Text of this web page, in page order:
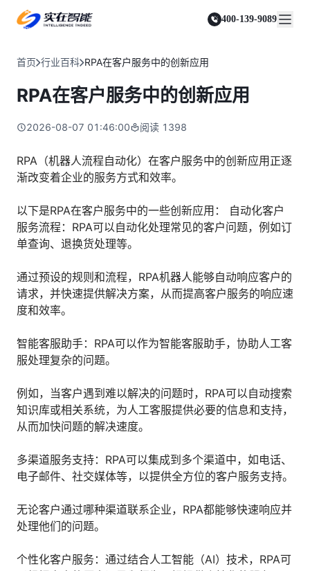
400-139-9089
人人都会用的智能体
智能文档审阅平台
实在 RPA 机器人
可靠的机器人终端
实在 RPA 控制器
全面支持国产信创生态
实在取数宝
通信运营商
零售电商
政府及公共服务
能源及制造业
医药行业
更多行业客户
金融
运营商
政府
烟草
资质审核 | 合同审核 | 一项一卷 | 智慧人力
制造业
司法
智能辅办 | 要素提取 | 自动立案 | 流程智动
财务
资源与支持
实在学院
智能体市场
合作伙伴
客户支持
关于实在
媒体报道
视频动态
加入我们
首页 行业百科 RPA在客户服务中的创新应用
RPA在客户服务中的创新应用
2026-08-07 01:46:00 阅读 1398
RPA（机器人流程自动化）在客户服务中的创新应用正逐
渐改变着企业的服务方式和效率。
以下是RPA在客户服务中的一些创新应用： 自动化客户
服务流程：RPA可以自动化处理常见的客户问题，例如订
单查询、退换货处理等。
通过预设的规则和流程，RPA机器人能够自动响应客户的
请求，并快速提供解决方案，从而提高客户服务的响应速
度和效率。
智能客服助手：RPA可以作为智能客服助手，协助人工客
服处理复杂的问题。
例如，当客户遇到难以解决的问题时，RPA可以自动搜索
知识库或相关系统，为人工客服提供必要的信息和支持，
从而加快问题的解决速度。
多渠道服务支持：RPA可以集成到多个渠道中，如电话、
电子邮件、社交媒体等，以提供全方位的客户服务支持。
无论客户通过哪种渠道联系企业，RPA都能够快速响应并
处理他们的问题。
个性化客户服务：通过结合人工智能（AI）技术，RPA可